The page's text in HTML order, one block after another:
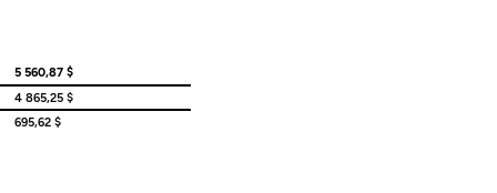
5 560,87 $
4 865,25 $
695,62 $